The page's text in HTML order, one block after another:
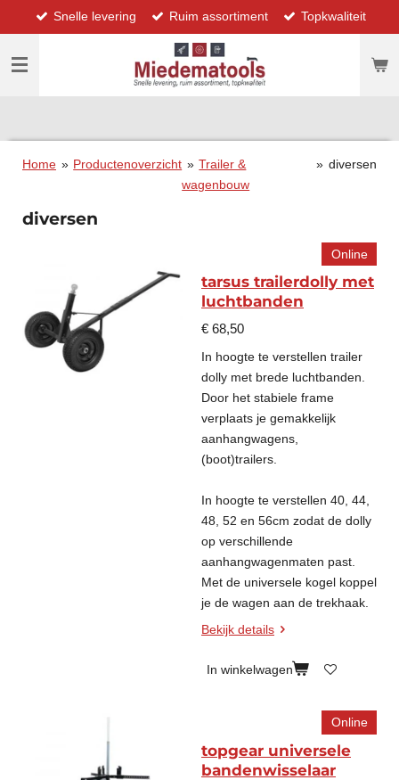
direct
naar
hoofdinhoud
Snelle levering Ruim assortiment Topkwaliteit
Home » Productenoverzicht » Trailer &
wagenbouw
» diversen
diversen
Online
tarsus trailerdolly met
luchtbanden
€ 68,50
In hoogte te verstellen trailer
dolly met brede luchtbanden.
Door het stabiele frame
verplaats je gemakkelijk
aanhangwagens,
(boot)trailers.
In hoogte te verstellen 40, 44,
48, 52 en 56cm zodat de dolly
op verschillende
aanhangwagenmaten past.
Met de universele kogel koppel
je de wagen aan de trekhaak.
Bekijk details
In winkelwagen
Online
topgear universele
bandenwisselaar